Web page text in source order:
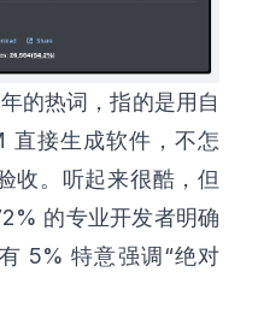
的热词，指的是用自
直接生成软件，不怎
收。听起来很酷，但
的专业开发者明确
5% 特意强调“绝对